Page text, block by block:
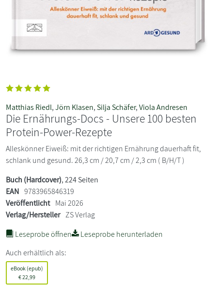
Matthias Riedl,Jörn Klasen, Silja Schäfer,Viola Andresen
Die Ernährungs-Docs - Unsere 100 besten
Protein-Power-Rezepte
Alleskönner Eiweiß: mit der richtigen Ernährung dauerhaft fit,
schlank und gesund. 26,3 cm / 20,7 cm / 2,3 cm ( B/H/T )
Buch (Hardcover), 224 Seiten
EAN 9783965846319
Veröffentlicht Mai 2026
Verlag/Hersteller ZS Verlag
Leseprobe öffnen
Leseprobe herunterladen
Auch erhältlich als:
eBook (epub)
€22,99